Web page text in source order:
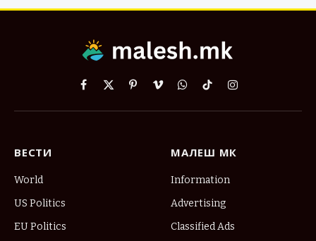
Facebook
X
PinterestVimeoWhatsApp
TikTokInstagram
ВЕСТИ
World
US Politics
EU Politics
МАЛЕШ МК
Information
Advertising
Classified Ads